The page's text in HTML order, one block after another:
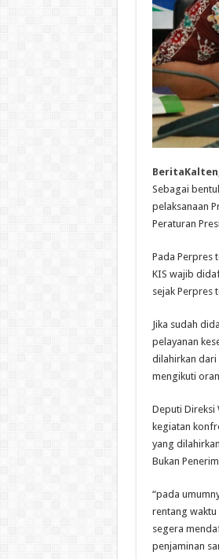
Sebagai
pelaksanaan
Peraturan
Pada Perpres
KIS wajib
sejak Perpres
Jika sudah
pelayanan
dilahirkan dari
mengikuti
Deputi Direksi
kegiatan
yang
Bukan
“pada
rentang waktu
segera
penjaminan